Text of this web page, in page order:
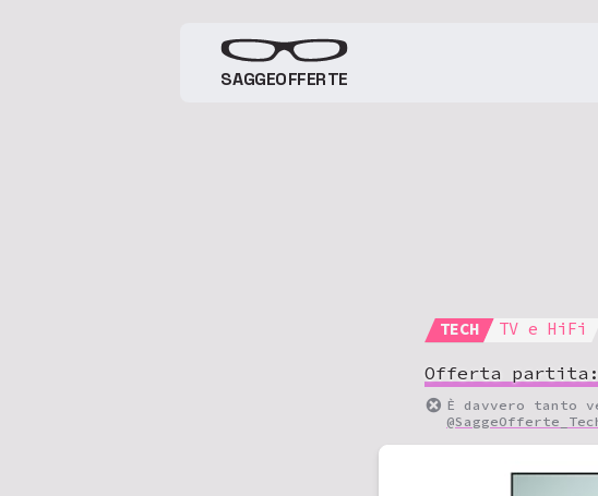
SAGGEOFFERTE
TECH TV e HiFi
Offerta partita:
È davvero tanto